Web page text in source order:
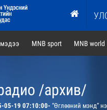
MNB sport MNB world
/архив/
05-19 07:10:00- “Өглөөний мэнд” нэвтрүүлэг. Хүүхдийн эргэн тойронд мэдээ мэдээлэл. “Тулааны